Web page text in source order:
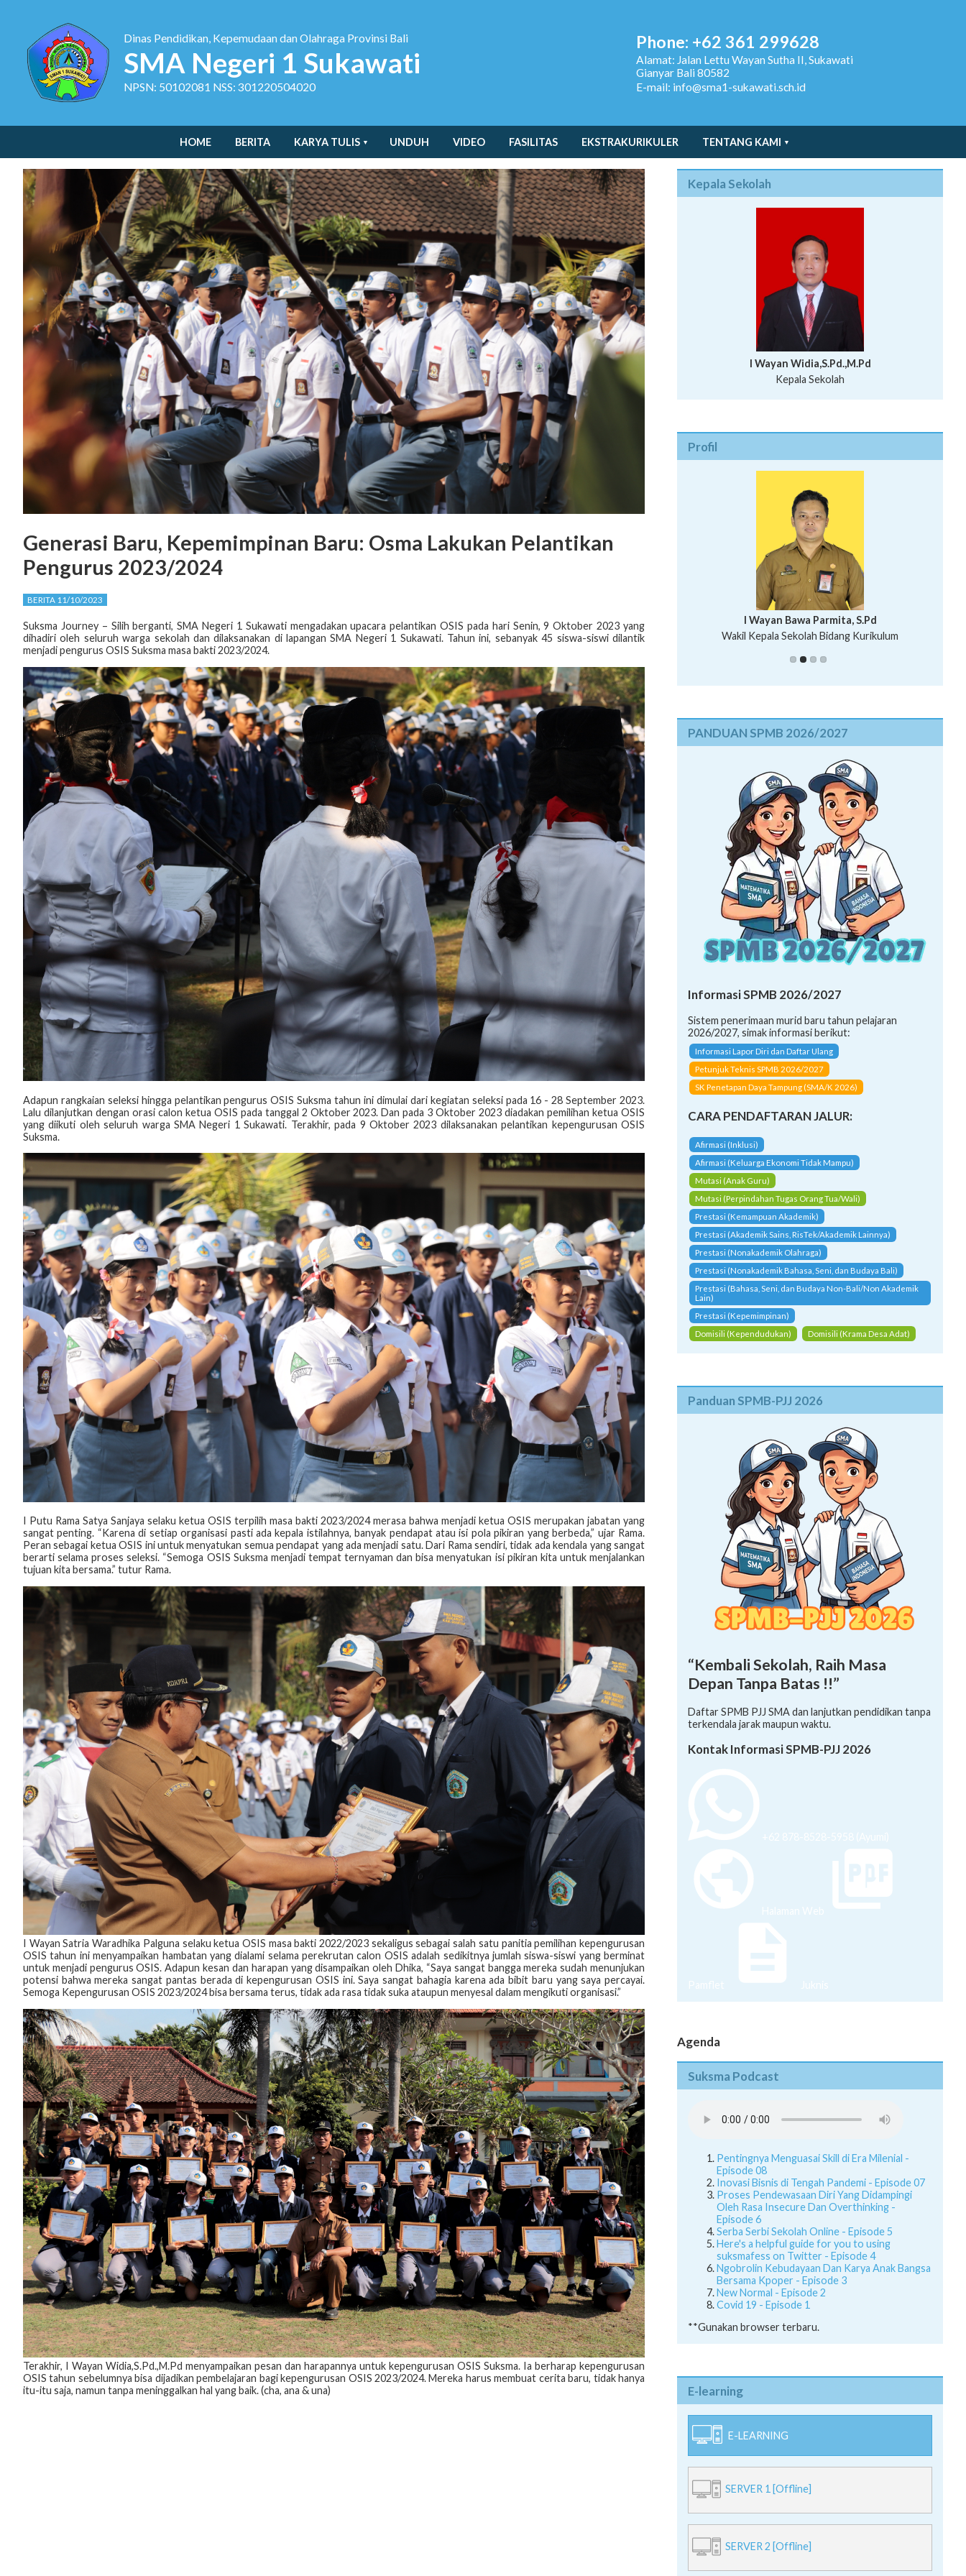
Dinas Pendidikan, Kepemudaan dan Olahraga Provinsi Bali
SMA Negeri 1 Sukawati
NPSN: 50102081 NSS: 301220504020
Phone: +62 361 299628
Alamat: Jalan Lettu Wayan Sutha II, Sukawati
Gianyar Bali 80582
E-mail: info@sma1-sukawati.sch.id
HOME BERITA KARYA TULIS UNDUH VIDEO FASILITAS EKSTRAKURIKULER TENTANG KAMI
Generasi Baru, Kepemimpinan Baru: Osma Lakukan Pelantikan
Pengurus 2023/2024
BERITA 11/10/2023
Suksma Journey – Silih berganti, SMA Negeri 1 Sukawati mengadakan upacara pelantikan OSIS pada hari Senin, 9 Oktober 2023 yang
dihadiri oleh seluruh warga sekolah dan dilaksanakan di lapangan SMA Negeri 1 Sukawati. Tahun ini, sebanyak 45 siswa-siswi dilantik
menjadi pengurus OSIS Suksma masa bakti 2023/2024.
Adapun rangkaian seleksi hingga pelantikan pengurus OSIS Suksma tahun ini dimulai dari kegiatan seleksi pada 16 - 28 September 2023.
Lalu dilanjutkan dengan orasi calon ketua OSIS pada tanggal 2 Oktober 2023. Dan pada 3 Oktober 2023 diadakan pemilihan ketua OSIS
yang diikuti oleh seluruh warga SMA Negeri 1 Sukawati. Terakhir, pada 9 Oktober 2023 dilaksanakan pelantikan kepengurusan OSIS
Suksma.
I Putu Rama Satya Sanjaya selaku ketua OSIS terpilih masa bakti 2023/2024 merasa bahwa menjadi ketua OSIS merupakan jabatan yang
sangat penting. “Karena di setiap organisasi pasti ada kepala istilahnya, banyak pendapat atau isi pola pikiran yang berbeda,” ujar Rama.
Peran sebagai ketua OSIS ini untuk menyatukan semua pendapat yang ada menjadi satu. Dari Rama sendiri, tidak ada kendala yang sangat
berarti selama proses seleksi. “Semoga OSIS Suksma menjadi tempat ternyaman dan bisa menyatukan isi pikiran kita untuk menjalankan
tujuan kita bersama.” tutur Rama.
I Wayan Satria Waradhika Palguna selaku ketua OSIS masa bakti 2022/2023 sekaligus sebagai salah satu panitia pemilihan kepengurusan
OSIS tahun ini menyampaikan hambatan yang dialami selama perekrutan calon OSIS adalah sedikitnya jumlah siswa-siswi yang berminat
untuk menjadi pengurus OSIS. Adapun kesan dan harapan yang disampaikan oleh Dhika, “Saya sangat bangga mereka sudah menunjukan
potensi bahwa mereka sangat pantas berada di kepengurusan OSIS ini. Saya sangat bahagia karena ada bibit baru yang saya percayai.
Semoga Kepengurusan OSIS 2023/2024 bisa bersama terus, tidak ada rasa tidak suka ataupun menyesal dalam mengikuti organisasi.”
Terakhir, I Wayan Widia,S.Pd.,M.Pd menyampaikan pesan dan harapannya untuk kepengurusan OSIS Suksma. Ia berharap kepengurusan
OSIS tahun sebelumnya bisa dijadikan pembelajaran bagi kepengurusan OSIS 2023/2024. Mereka harus membuat cerita baru, tidak hanya
itu-itu saja, namun tanpa meninggalkan hal yang baik. (cha, ana & una)
Kepala Sekolah
I Wayan Widia,S.Pd.,M.Pd
Kepala Sekolah
Profil
Putu Suhartana, S.Pd.
I Wayan Bawa Parmita, S.Pd
I Wayan Gede Aditya Pratita, S.Pd., M.Sn
Wakil Kepala Sekolah Bidang Kesiswaan
Ni Wayan Nopi Sutantri, S.Pd.
PANDUAN SPMB 2026/2027
Informasi SPMB 2026/2027
Sistem penerimaan murid baru tahun pelajaran
2026/2027, simak informasi berikut:
Informasi Lapor Diri dan Daftar Ulang
Petunjuk Teknis SPMB 2026/2027
SK Penetapan Daya Tampung (SMA/K 2026)
CARA PENDAFTARAN JALUR:
Afirmasi (Inklusi)
Afirmasi (Keluarga Ekonomi Tidak Mampu)
Mutasi (Anak Guru)
Mutasi (Perpindahan Tugas Orang Tua/Wali)
Prestasi (Kemampuan Akademik)
Prestasi (Akademik Sains, RisTek/Akademik Lainnya)
Prestasi (Nonakademik Olahraga)
Prestasi (Nonakademik Bahasa, Seni, dan Budaya Bali)
Prestasi (Bahasa, Seni, dan Budaya Non-Bali/Non Akademik
Lain)
Prestasi (Kepemimpinan)
Domisili (Kependudukan)
Domisili (Krama Desa Adat)
Panduan SPMB-PJJ 2026
“Kembali Sekolah, Raih Masa
Depan Tanpa Batas !!”
Daftar SPMB PJJ SMA dan lanjutkan pendidikan tanpa
terkendala jarak maupun waktu.
Kontak Informasi SPMB-PJJ 2026
+62 878-8528-5958 (Ayumi)
Halaman Web
Pamflet Juknis
Agenda
Suksma Podcast
Pentingnya Menguasai Skill di Era Milenial -
Episode 08
Inovasi Bisnis di Tengah Pandemi - Episode 07
Proses Pendewasaan Diri Yang Didampingi
Oleh Rasa Insecure Dan Overthinking -
Episode 6
Serba Serbi Sekolah Online - Episode 5
Here's a helpful guide for you to using
suksmafess on Twitter - Episode 4
Ngobrolin Kebudayaan Dan Karya Anak Bangsa
Bersama Kpoper - Episode 3
New Normal - Episode 2
Covid 19 - Episode 1
**Gunakan browser terbaru.
E-learning
E-LEARNING
SERVER 1 [Offline]
SERVER 2 [Offline]